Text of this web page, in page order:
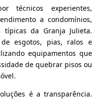
técnicos experientes,
a condomínios,
típicas da Granja Julieta.
de esgotos, pias, ralos e
equipamentos que
de quebrar pisos ou
é a transparência.